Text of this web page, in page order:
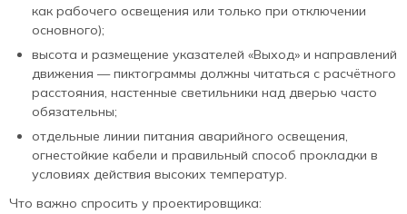
как рабочего освещения или только при отключении
основного);
высота и размещение указателей «Выход» и направлений
движения — пиктограммы должны читаться с расчётного
расстояния, настенные светильники над дверью часто
обязательны;
отдельные линии питания аварийного освещения,
огнестойкие кабели и правильный способ прокладки в
условиях действия высоких температур.
Что важно спросить у проектировщика: